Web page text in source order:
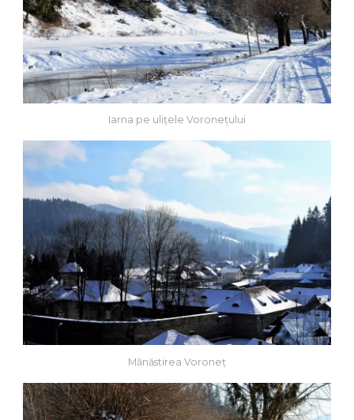
Iarna pe ulițele Voronețului
Mănăstirea Voroneț